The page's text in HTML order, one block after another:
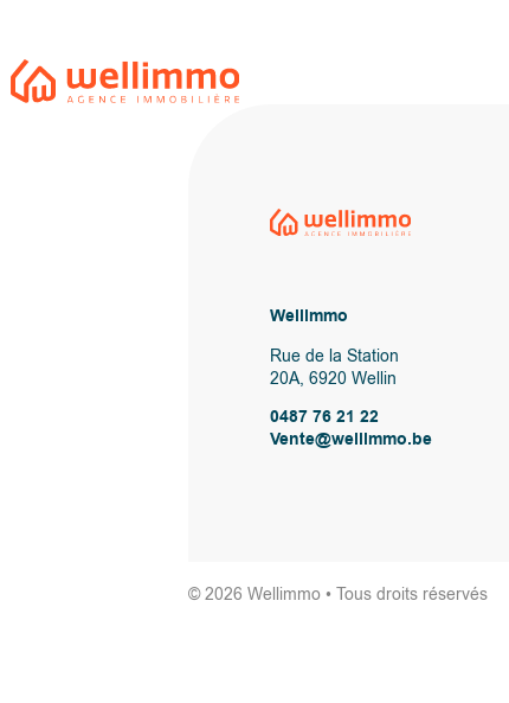
Wellimmo
Rue de la Station
20A, 6920 Wellin
0487 76 21 22
Vente@wellimmo.be
© 2026 Wellimmo • Tous droits réservés